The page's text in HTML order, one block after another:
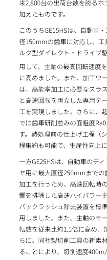
来2,800台の出荷台数を誇るホ
加えたものです。
このうちGE15HSは、自動車
径150mmの歯車に対応し、
ルク型ダイレクト・ドライブ
用して、主軸の最高回転速度
に高めました。また、加工ワ
は、高能率加工に必要なスラ
と高速回転を両立した専用テ
工を実現しました。さらに、
では歯車研削並みの面粗度
す。熱処理前の仕上げ工程（
程集約も可能で、生産性向上
一方GE25HSは、自動車のデ
ヤ用に最大直径250mmまで
加工を行うため、高速回転時
響を排除した高速ハイパワー
バックラッシュ除去装置を標
用しました。また、主軸のモ
転数を従来比約1.5倍に高め、
らに、同社製切削工具の新素
ることにより、切削速度